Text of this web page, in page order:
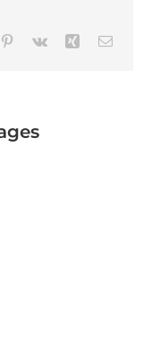
Pinterest
Vk XingEmail